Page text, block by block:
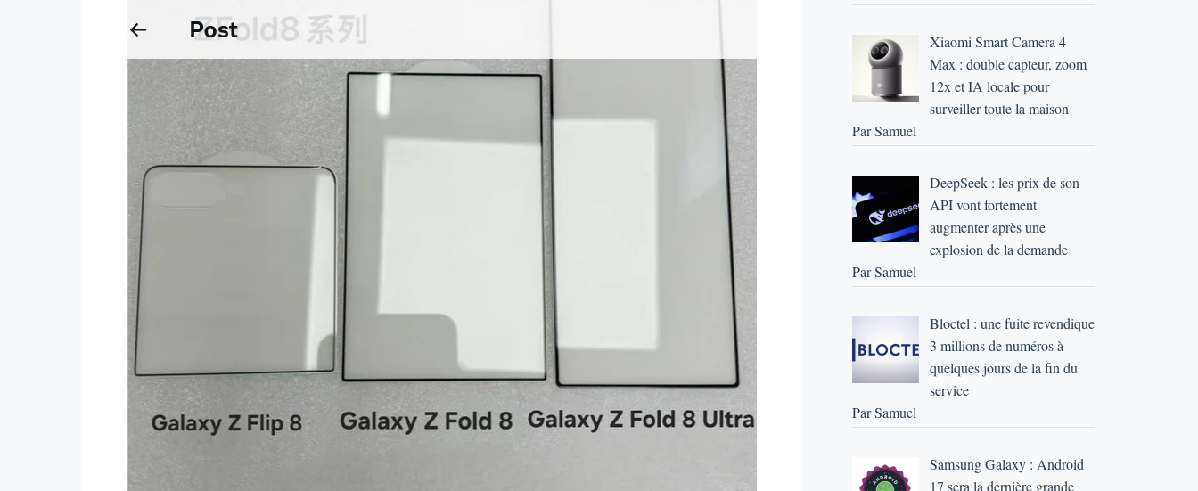
Xiaomi Smart Camera 4
Max : double capteur, zoom
12x et IA locale pour
surveiller toute la maison
Par Samuel
DeepSeek : les prix de son
API vont fortement
augmenter après une
explosion de la demande
Par Samuel
Bloctel : une fuite revendique
3 millions de numéros à
quelques jours de la fin du
service
Par Samuel
Samsung Galaxy : Android
17 sera la dernière grande